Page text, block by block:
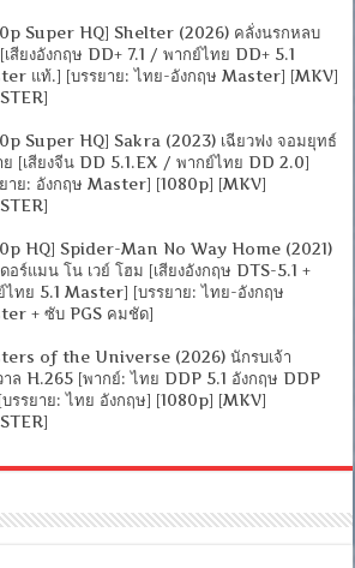
Super HQ] Shelter (2026) คลั่งนรกหลบ
เสียงอังกฤษ DD+ 7.1 / พากย์ไทย DD+ 5.1
แท้.] [บรรยาย: ไทย-อังกฤษ Master] [MKV]
Super HQ] Sakra (2023) เฉียวฟง จอมยุทธ์
ย [เสียงจีน DD 5.1.EX / พากย์ไทย DD 2.0]
าย: อังกฤษ Master] [1080p] [MKV]
HQ] Spider-Man No Way Home (2021)
ดอร์แมน โน เวย์ โฮม [เสียงอังกฤษ DTS-5.1 +
ไทย 5.1 Master] [บรรยาย: ไทย-อังกฤษ
+ ซับ PGS คมชัด]
of the Universe (2026) นักรบเจ้า
าล H.265 [พากย์: ไทย DDP 5.1 อังกฤษ DDP
บรรยาย: ไทย อังกฤษ] [1080p] [MKV]